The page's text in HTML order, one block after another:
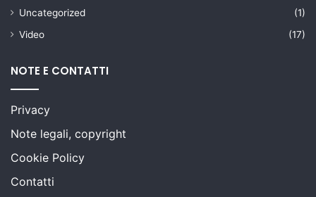
Uncategorized
(1)
Video
(17)
NOTE E CONTATTI
Privacy
Note legali, copyright
Cookie Policy
Contatti